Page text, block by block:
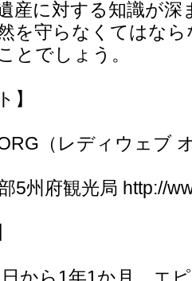
産に対する知識が
を守らなくてはな
とでしょう。
】
（レディウェブ
5州府観光局 http://
から1年1か月、エ